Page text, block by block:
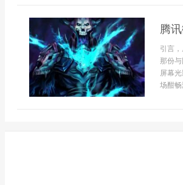
腾
引言
那份
屏幕
场酣